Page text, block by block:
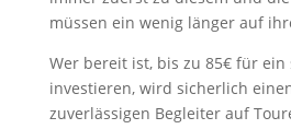
müssen ein wenig länger auf
Wer bereit ist, bis zu 85€ für ein
investieren, wird sicherlich
zuverlässigen Begleiter auf